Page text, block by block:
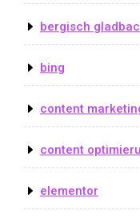
bergisch
bing
content
content
elementor